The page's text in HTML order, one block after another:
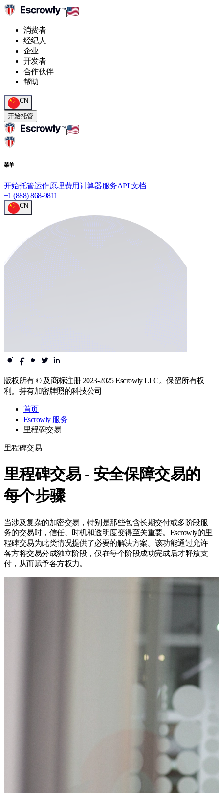
|
消费者
经纪人
企业
开发者
合作伙伴
帮助
CN
开始托管
|
菜单
开始托管运作原理费用计算器服务API 文档
+1 (888) 868-9811
CN
版权所有 © 及商标注册 2023-2025 Escrowly LLC。保留所有权
利。持有加密牌照的科技公司
首页
Escrowly 服务
里程碑交易
里程碑交易
里程碑交易 - 安全保障交易的
每个步骤
当涉及复杂的加密交易，特别是那些包含长期交付或多阶段服
务的交易时，信任、时机和透明度变得至关重要。Escrowly的里
程碑交易为此类情况提供了必要的解决方案。该功能通过允许
各方将交易分成独立阶段，仅在每个阶段成功完成后才释放支
付，从而赋予各方权力。